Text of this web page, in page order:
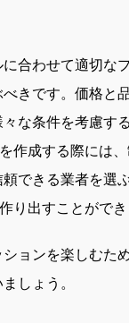
合わせて適切な
きです。価格と
な条件を考慮す
作成する際には
できる業者を選
り出すことができ
ョンを楽しむた
しょう。